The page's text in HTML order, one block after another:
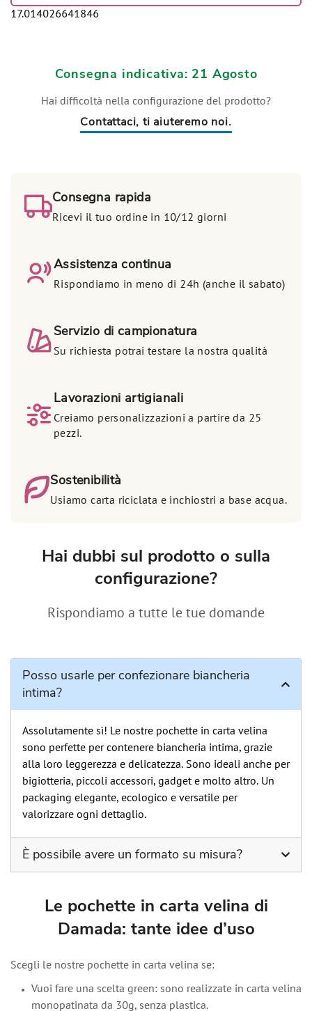
17.014026641846
Consegna indicativa: 21 Agosto
Hai difficoltà nella configurazione del prodotto?
Contattaci, ti aiuteremo noi.
Consegna rapida
Ricevi il tuo ordine in 10/12 giorni
Assistenza continua
Rispondiamo in meno di 24h (anche il sabato)
Servizio di campionatura
Su richiesta potrai testare la nostra qualità
Lavorazioni artigianali
Creiamo personalizzazioni a partire da 25
pezzi.
Sostenibilità
Usiamo carta riciclata e inchiostri a base acqua.
Hai dubbi sul prodotto o sulla
configurazione?
Rispondiamo a tutte le tue domande
Posso usarle per confezionare biancheria
intima?
Assolutamente sì! Le nostre pochette in carta velina
sono perfette per contenere biancheria intima, grazie
alla loro leggerezza e delicatezza. Sono ideali anche per
bigiotteria, piccoli accessori, gadget e molto altro. Un
packaging elegante, ecologico e versatile per
valorizzare ogni dettaglio.
È possibile avere un formato su misura?
info@damadashop.com
Le pochette in carta velina di
Damada: tante idee d’uso
Scegli le nostre pochette in carta velina se:
Vuoi fare una scelta green: sono realizzate in carta velina
monopatinata da 30g, senza plastica.